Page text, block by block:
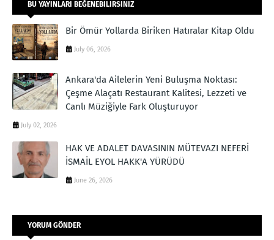
BU YAYINLARI BEĞENEBILIRSINIZ
Bir Ömür Yollarda Biriken Hatıralar Kitap Oldu
July 06, 2026
Ankara'da Ailelerin Yeni Buluşma Noktası:
Çeşme Alaçatı Restaurant Kalitesi, Lezzeti ve
Canlı Müziğiyle Fark Oluşturuyor
July 02, 2026
HAK VE ADALET DAVASININ MÜTEVAZI NEFERİ
İSMAİL EYOL HAKK'A YÜRÜDÜ
June 26, 2026
YORUM GÖNDER